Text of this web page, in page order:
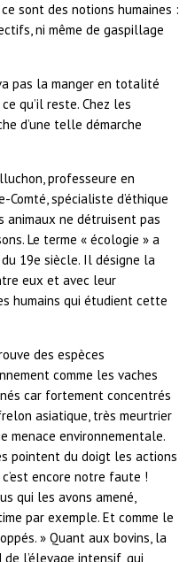
sont des notions humaines :
ni même de gaspillage
pas la manger en totalité
qu’il reste. Chez les
d’une telle démarche
professeure en
Comté, spécialiste d’éthique
animaux ne détruisent pas
Le terme « écologie » a
19e siècle. Il désigne la
eux et avec leur
humains qui étudient cette
des espèces
comme les vaches
car fortement concentrés
asiatique, très meurtrier
menace environnementale.
pointent du doigt les actions
encore notre faute !
qui les avons amené,
par exemple. Et comme le
» Quant aux bovins, la
l’élevage intensif, qui